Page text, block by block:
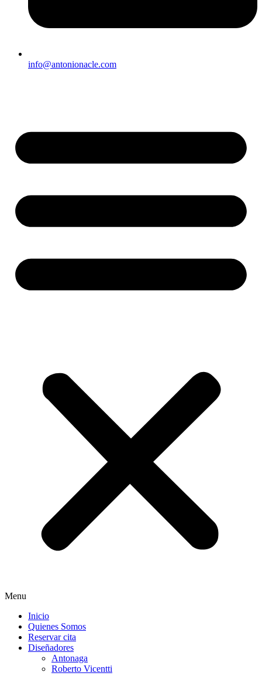
info@antonionacle.com
Menu
Inicio
Quienes Somos
Reservar cita
Diseñadores
Antonaga
Roberto Vicentti